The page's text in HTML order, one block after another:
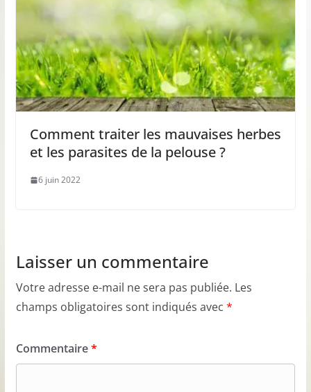
Comment traiter les mauvaises herbes
et les parasites de la pelouse ?
6 juin 2022
Laisser un commentaire
Votre adresse e-mail ne sera pas publiée. Les
champs obligatoires sont indiqués avec *
Commentaire*